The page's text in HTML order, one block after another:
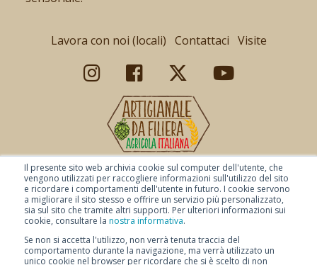
Il presente sito web archivia cookie sul computer dell'utente, che
vengono utilizzati per raccogliere informazioni sull'utilizzo del sito
e ricordare i comportamenti dell'utente in futuro. I cookie servono
a migliorare il sito stesso e offrire un servizio più personalizzato,
sia sul sito che tramite altri supporti. Per ulteriori informazioni sui
cookie, consultare la nostra informativa.
Se non si accetta l'utilizzo, non verrà tenuta traccia del
comportamento durante la navigazione, ma verrà utilizzato un
unico cookie nel browser per ricordare che si è scelto di non
Lavora con noi (locali) Contattaci Visite